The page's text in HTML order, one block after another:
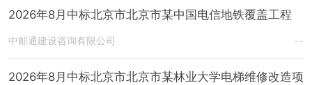
2026年8月中标北京市北京市某中国电信地铁覆盖工程
中邮通建设咨询有限公司 --
2026年8月中标北京市北京市某林业大学电梯维修改造项